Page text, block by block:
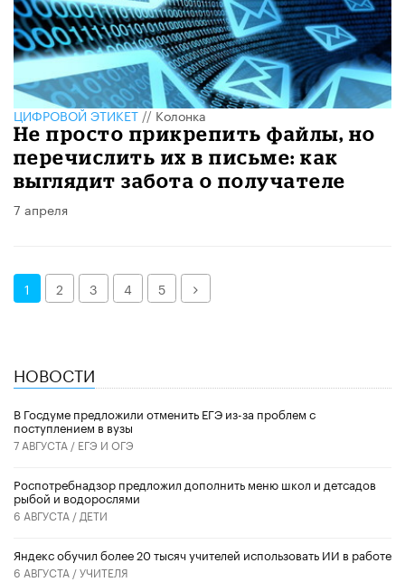
ЦИФРОВОЙ ЭТИКЕТ//Колонка
Не просто прикрепить файлы, но
перечислить их в письме: как
выглядит забота о получателе
7 апреля
1 2 3 4 5 Далее
НОВОСТИ
В Госдуме предложили отменить ЕГЭ из-за проблем с
поступлением в вузы
7 АВГУСТА / ЕГЭ И ОГЭ
Роспотребнадзор предложил дополнить меню школ и детсадов
рыбой и водорослями
6 АВГУСТА / ДЕТИ
​Яндекс обучил более 20 тысяч учителей использовать ИИ в работе
6 АВГУСТА /УЧИТЕЛЯ